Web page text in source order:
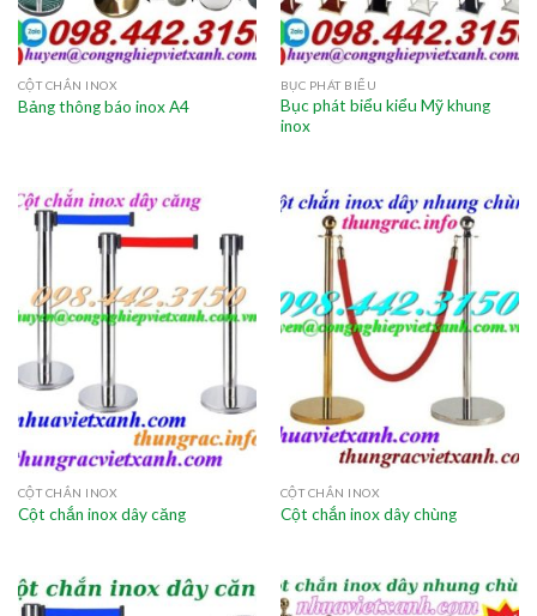
CỘT CHẮN INOX
Bảng thông báo inox A4
BỤC PHÁT BIỂU
Bục phát biểu kiểu Mỹ khung
inox
CỘT CHẮN INOX
Cột chắn inox dây căng
CỘT CHẮN INOX
Cột chắn inox dây chùng